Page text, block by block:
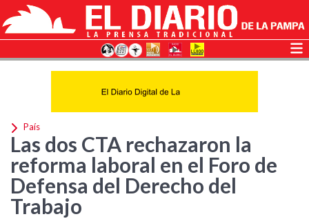
País
Las dos CTA rechazaron la
reforma laboral en el Foro de
Defensa del Derecho del
Trabajo